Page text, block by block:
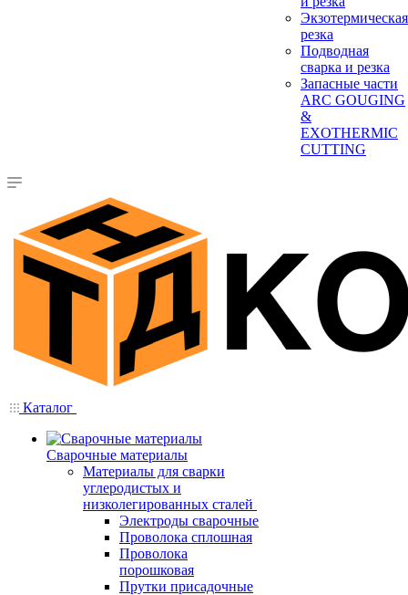
Экзотермическая
резка
Подводная
сварка и резка
Запасные части
ARC GOUGING
&
EXOTHERMIC
CUTTING
Каталог
Сварочные материалы
Материалы для сварки
углеродистых и
низколегированных сталей
Электроды сварочные
Проволока сплошная
Проволока
порошковая
Прутки присадочные